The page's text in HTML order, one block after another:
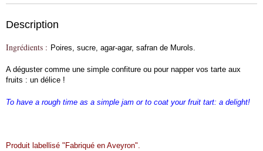
Description
Ingrédients : Poires, sucre, agar-agar, safran de Murols.
A déguster comme une simple confiture ou pour napper vos tarte aux
fruits : un délice !
To have a rough time as a simple jam or to coat your fruit tart: a delight!
Produit labellisé "Fabriqué en Aveyron".